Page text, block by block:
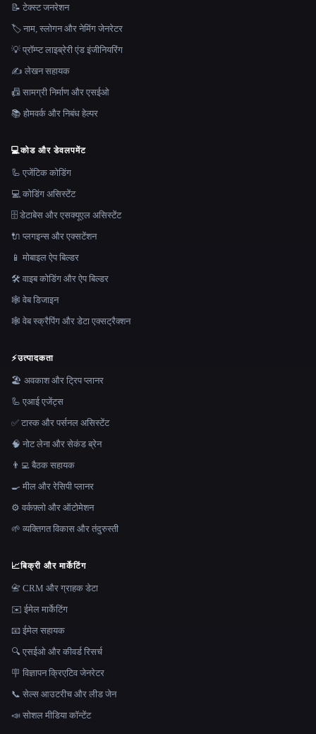
📝 टेक्स्ट जनरेशन
🏷️ नाम, स्लोगन और नेमिंग जेनरेटर
💡 प्रॉम्प्ट लाइब्रेरी एंड इंजीनियरिंग
✍️ लेखन सहायक
📠 सामग्री निर्माण और एसईओ
📚 होमवर्क और निबंध हेल्पर
💻कोड और डेवलपमेंट
🦾 एजेंटिक कोडिंग
💻 कोडिंग असिस्टेंट
🗄️ डेटाबेस और एसक्यूएल असिस्टेंट
🔌 प्लगइन्स और एक्सटेंशन
📱 मोबाइल ऐप बिल्डर
🛠️ वाइब कोडिंग और ऐप बिल्डर
🕸 वेब डिजाइन
🕸️ वेब स्क्रैपिंग और डेटा एक्सट्रैक्शन
⚡उत्पादकता
🏖 अवकाश और ट्रिप प्लानर
🦾 एआई एजेंट्स
✅ टास्क और पर्सनल असिस्टेंट
🧠 नोट लेना और सेकंड ब्रेन
👨‍💻 बैठक सहायक
🍳 मील और रेसिपी प्लानर
⚙️ वर्कफ़्लो और ऑटोमेशन
🌱 व्यक्तिगत विकास और तंदुरुस्ती
📈बिक्री और मार्केटिंग
📇 CRM और ग्राहक डेटा
✉️ ईमेल मार्केटिंग
📧 ईमेल सहायक
🔍 एसईओ और कीवर्ड रिसर्च
🪧 विज्ञापन क्रिएटिव जेनरेटर
📞 सेल्स आउटरीच और लीड जेन
📣 सोशल मीडिया कॉन्टेंट